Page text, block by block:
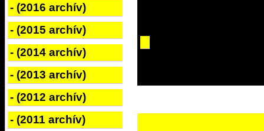
- (2016 archív)
- (2015 archív)
- (2014 archív)
- (2013 archív)
- (2012 archív)
- (2011 archív)